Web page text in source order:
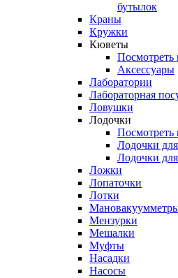
бутылок
Краны
Кружки
Кюветы
Посмотреть
Аксессуары
Лаборатории
Лабораторная
Ловушки
Лодочки
Посмотреть
Лодочки
Лодочки
Ложки
Лопаточки
Лотки
Мензурки
Мешалки
Муфты
Насадки
Насосы